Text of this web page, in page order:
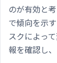
のが有効と
で傾向を示
スクによっ
報を確認し